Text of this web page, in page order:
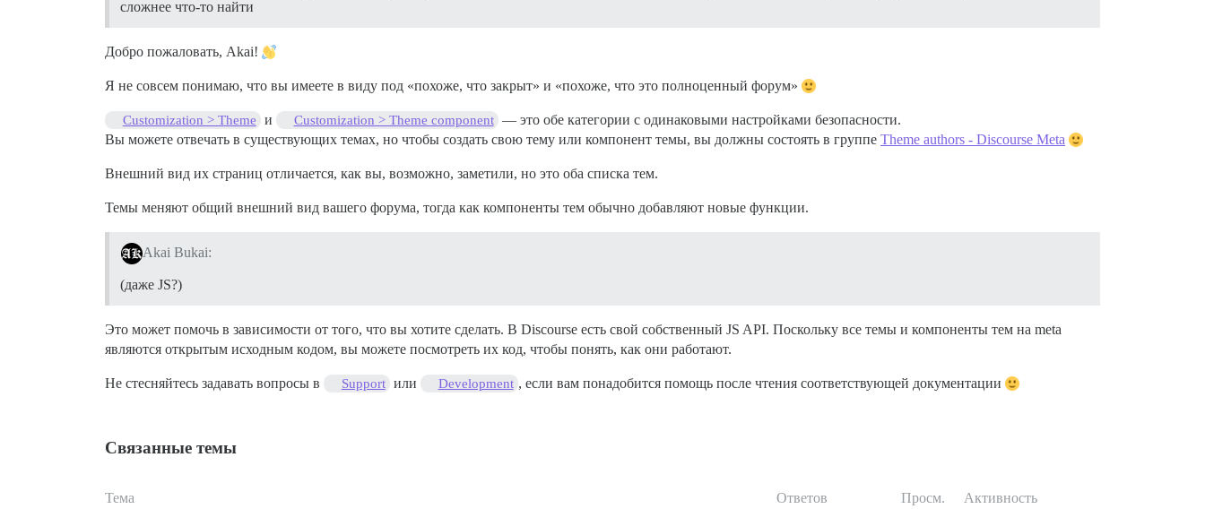
сложнее что-то найти
Добро пожаловать, Akai!
Я не совсем понимаю, что вы имеете в виду под «похоже, что закрыт» и «похоже, что это полноценный форум»
Customization > Theme и Customization > Theme component — это обе категории с одинаковыми настройками безопасности.
Вы можете отвечать в существующих темах, но чтобы создать свою тему или компонент темы, вы должны состоять в группе Theme authors - Discourse Meta
Внешний вид их страниц отличается, как вы, возможно, заметили, но это оба списка тем.
Темы меняют общий внешний вид вашего форума, тогда как компоненты тем обычно добавляют новые функции.
Akai Bukai:
(даже JS?)
Это может помочь в зависимости от того, что вы хотите сделать. В Discourse есть свой собственный JS API. Поскольку все темы и компоненты тем на meta
являются открытым исходным кодом, вы можете посмотреть их код, чтобы понять, как они работают.
Не стесняйтесь задавать вопросы в Support или Development , если вам понадобится помощь после чтения соответствующей документации
Связанные темы
Тема Ответов Просм. Активность